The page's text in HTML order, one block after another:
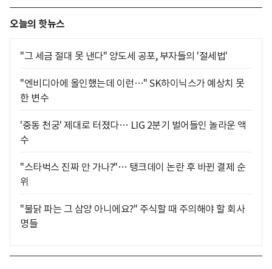
오늘의 핫뉴스
"그 세금 절대 못 낸다" 양도세 공포, 부자들의 '절세법'
"엔비디아에 올인했는데 이런…" SK하이닉스가 예상치 못
한 변수
'중동 천궁' 제대로 터졌다… LIG 2분기 벌어들인 놀라운 액
수
"스타벅스 진짜 안 가나?"… 탱크데이 논란 후 바뀐 결제 순
위
"불닭 파는 그 삼양 아니에요?" 주식할 때 주의해야 할 회사
명들